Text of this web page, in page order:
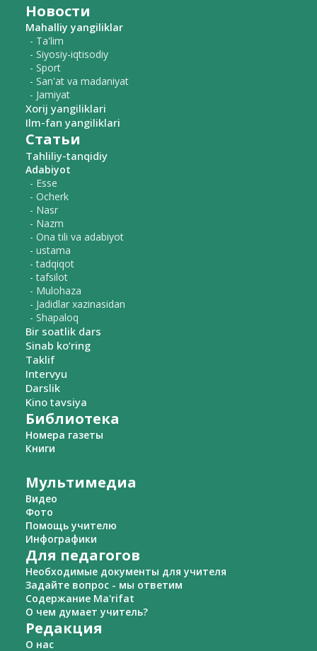
Новости
Mahalliy yangiliklar
- Ta'lim
- Siyosiy-iqtisodiy
- Sport
- San'at va madaniyat
- Jamiyat
Xorij yangiliklari
Ilm-fan yangiliklari
Статьи
Tahliliy-tanqidiy
Adabiyot
- Esse
- Ocherk
- Nasr
- Nazm
- Ona tili va adabiyot
- ustama
- tadqiqot
- tafsilot
- Mulohaza
- Jadidlar xazinasidan
- Shapaloq
Bir soatlik dars
Sinab ko‘ring
Taklif
Intervyu
Darslik
Kino tavsiya
Библиотека
Номера газеты
Книги
Мультимедиа
Видео
Фото
Помощь учителю
Инфографики
Для педагогов
Необходимые документы для учителя
Задайте вопрос - мы ответим
Содержание Ma'rifat
О чем думает учитель?
Редакция
О нас